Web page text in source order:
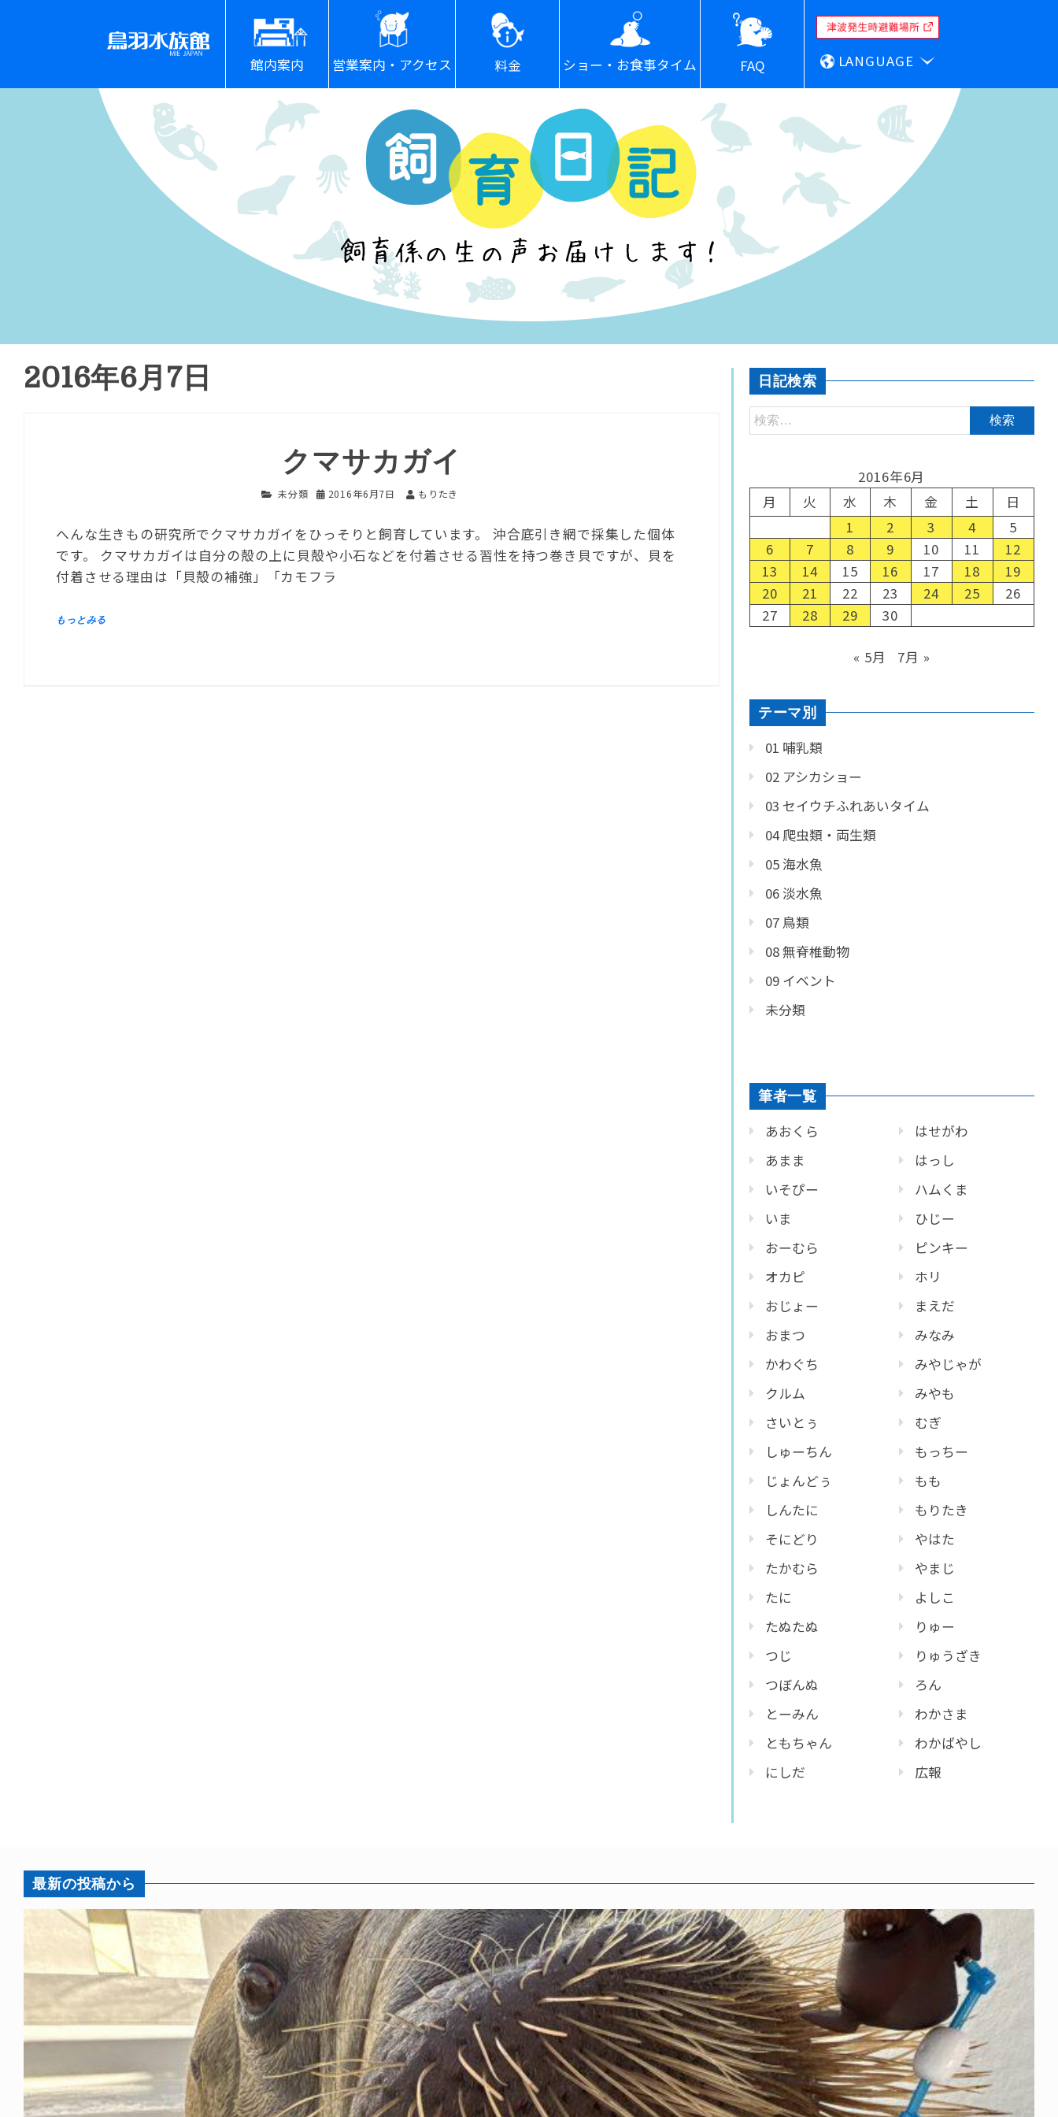
館内案内 営業案内・アクセス 料金 ショー・お食事タイム FAQ LANGUAGE
2016年6月7日
クマサカガイ
未分類 2016年6月7日 もりたき
へんな生きもの研究所でクマサカガイをひっそりと飼育しています。 沖合底引き網で採集した個体
です。 クマサカガイは自分の殻の上に貝殻や小石などを付着させる習性を持つ巻き貝ですが、貝を
付着させる理由は「貝殻の補強」「カモフラ
日記検索
2016年6月
月
火 水 木 金 土
日
1
2 3 4
5
6
7 8 9 10 11
12
13
14 15 16 17 18
19
20
21 22 23 24 25
26
27
28 29 30
« 5月 7月 »
テーマ別
01 哺乳類
02 アシカショー
03 セイウチふれあいタイム
04 爬虫類・両生類
05 海水魚
06 淡水魚
07 鳥類
08 無脊椎動物
09 イベント
未分類
筆者一覧
あおくら
あまま
いそぴー
いま
おーむら
オカピ
おじょー
おまつ
かわぐち
クルム
さいとぅ
しゅーちん
じょんどぅ
しんたに
そにどり
たかむら
たに
たぬたぬ
つじ
つぼんぬ
とーみん
ともちゃん
にしだ
はせがわ
はっし
ハムくま
ひじー
ピンキー
ホリ
まえだ
みなみ
みやじゃが
みやも
むぎ
もっちー
もも
もりたき
やはた
やまじ
よしこ
りゅー
りゅうざき
ろん
わかさま
わかばやし
広報
最新の投稿から